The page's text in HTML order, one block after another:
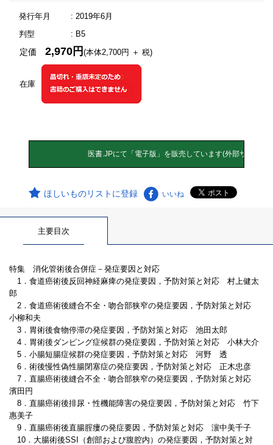
発行年月
: 2019年6月
判型
: B5
在庫
定価2,970円(本体2,700円 ＋ 税)
ほしいものリストに登録 いいね
主要目次
特集 消化管術後合併症－発症要因と対応
1．食道癌術後反回神経麻痺の発症要因，予防対策と対応 村上健太
郎
2．食道癌術後縫合不全・吻合部狭窄の発症要因，予防対策と対応
小柳和夫
3．胃術後食物停滞の発症要因，予防対策と対応 池田太郎
4．胃術後ダンピング症候群の発症要因，予防対策と対応 小林大介
5．小腸短腸症候群の発症要因，予防対策と対応 河野 透
6．術後慢性偽性腸閉塞症の発症要因，予防対策と対応 正木忠彦
7．直腸癌術後縫合不全・吻合部狭窄の発症要因，予防対策と対応
濱田円
8．直腸癌術後排尿・性機能障害の発症要因，予防対策と対応 竹下
惠美子
9．直腸癌術後直腸腟瘻の発症要因，予防対策と対応 濵中美千子
10．大腸術後SSI（創部および腹腔内）の発症要因，予防対策と対